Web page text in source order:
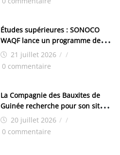
Études supérieures : SONOCO
WAQF lance un programme de
bourses pour la Malaisie
21 juillet 2026 / /
0 commentaire
La Compagnie des Bauxites de
Guinée recherche pour son site
de Kamsar des techniciens
chimistes (H/F)
20 juillet 2026 / /
0 commentaire